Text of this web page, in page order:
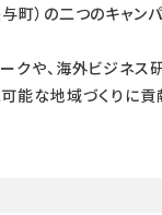
）の二つのキャンパ
クや、海外ビジネス
な地域づくりに貢